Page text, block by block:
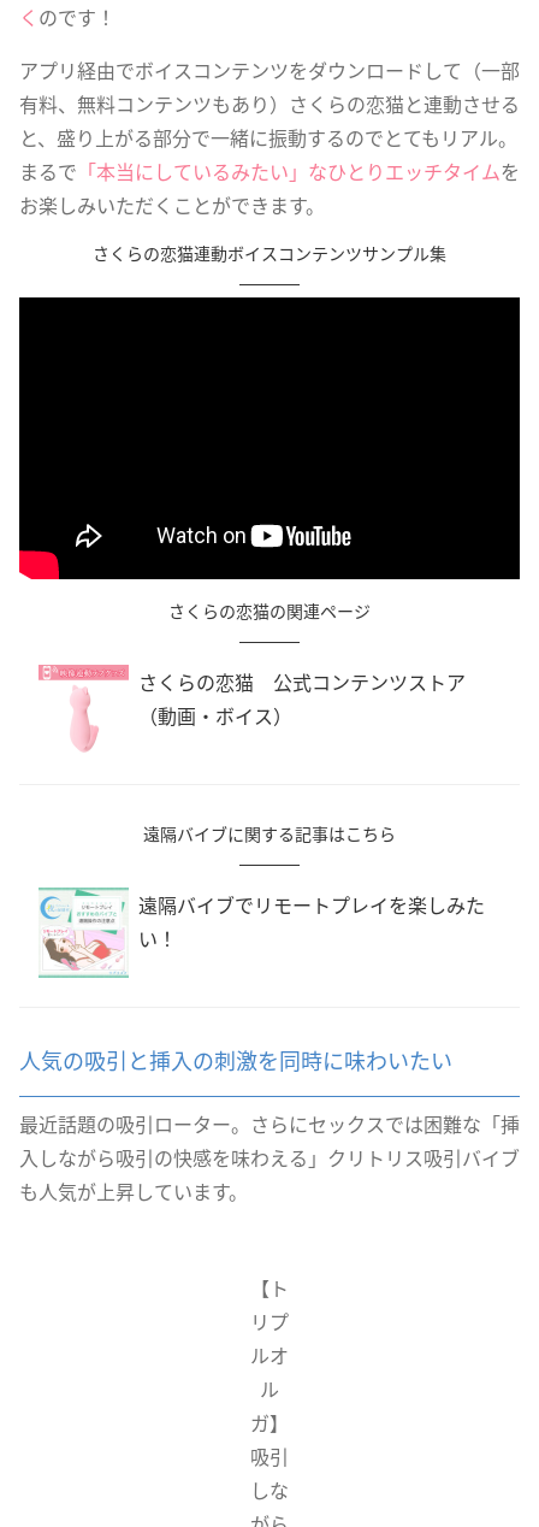
く のです！
アプリ経由でボイスコンテンツをダウンロードして（一部
有料、無料コンテンツもあり）さくらの恋猫と連動させる
と、盛り上がる部分で一緒に振動するのでとてもリアル。
まるで 「本当にしているみたい」なひとりエッチタイムを
お楽しみいただくことができます。
さくらの恋猫連動ボイスコンテンツサンプル集
さくらの恋猫の関連ページ
さくらの恋猫 公式コンテンツストア
（動画・ボイス）
遠隔バイブに関する記事はこちら
遠隔バイブでリモートプレイを楽しみた
い！
人気の吸引と挿入の刺激を同時に味わいたい
最近話題の吸引ローター。さらにセックスでは困難な「挿
入しながら吸引の快感を味わえる」クリトリス吸引バイブ
も人気が上昇しています。
【ト
リプ
ルオ
ル
ガ】
吸引
しな